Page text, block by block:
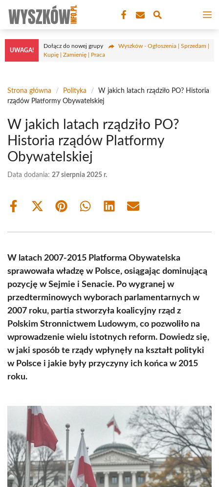
treści
UWAGA!
Dołącz do nowej grupy
Wyszków - Ogłoszenia | Sprzedam |
Kupię | Zamienię | Praca
Strona główna / Polityka /
W jakich latach rządziło PO? Historia
rządów Platformy Obywatelskiej
W jakich latach rządziło PO?
Historia rządów Platformy
Obywatelskiej
Data dodania: 27 sierpnia 2025 r.
Share
Share
(Twitter)
Share Share Share Share
W latach 2007-2015 Platforma Obywatelska
sprawowała władzę w Polsce, osiągając dominującą
pozycję w Sejmie i Senacie. Po wygranej w
przedterminowych wyborach parlamentarnych w
2007 roku, partia stworzyła koalicyjny rząd z
Polskim Stronnictwem Ludowym, co pozwoliło na
wprowadzenie wielu istotnych reform. Dowiedz się,
w jaki sposób te rządy wpłynęły na kształt polityki
w Polsce i jakie były przyczyny ich końca w 2015
roku.